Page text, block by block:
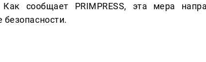
Как сообщает PRIMPRESS, эта мера